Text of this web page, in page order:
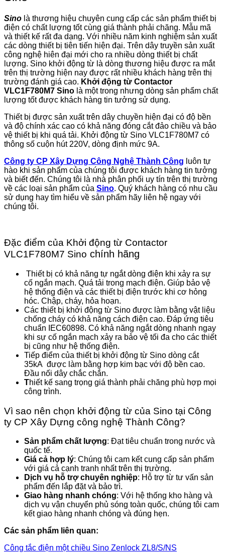
Sino là thương hiệu chuyên cung cấp các sản phẩm thiết bị
điện có chất lượng tốt cùng giá thành phải chăng. Mẫu mã
và thiết kế rất đa dạng. Với nhiều năm kinh nghiệm sản xuất
các dòng thiết bị tiên tiến hiện đại. Trên dây truyền sản xuất
công nghệ hiên đại mới cho ra nhiều dòng thiết bị chất
lượng. Sino khởi động từ là dòng thương hiệu được ra mắt
trên thị trường hiện nay được rất nhiều khách hàng trên thị
trường đánh giá cao. Khởi động từ Contactor
VLC1F780M7 Sino là một trong nhưng dòng sản phẩm chất
lượng tốt được khách hàng tin tưởng sử dụng.
Thiết bị được sản xuất trên dây chuyền hiện đại có độ bền
và độ chính xác cao có khả năng đóng cắt đảo chiều và bảo
vệ thiết bị khi quá tải. Khởi động từ Sino VLC1F780M7 có
thông số cuộn hút 220V, dòng định mức 9A.
Công ty CP Xây Dựng Công Nghệ Thành Công luôn tự
hào khi sản phẩm của chúng tôi được khách hàng tin tưởng
và biết đến. Chúng tôi là nhà phân phối uy tín trên thị trường
về các loại sản phẩm của Sino. Quý khách hàng có nhu cầu
sử dụng hay tìm hiểu về sản phẩm hãy liên hệ ngay với
chúng tôi.
Đặc điểm của Khởi động từ Contactor
VLC1F780M7 Sino chính hãng
Thiết bị có khả năng tự ngắt dòng điện khi xảy ra sự
cố ngắn mạch. Quá tải trong mạch điện. Giúp bảo vệ
hệ thống điện và các thiết bị điện trước khi cơ hỏng
hóc. Chập, cháy, hỏa hoạn.
Các thiết bị khởi động từ Sino được làm bằng vật liệu
chống cháy có khả năng cách điện cao. Đáp ứng tiêu
chuẩn IEC60898. Có khả năng ngắt dòng nhanh ngay
khi sự cố ngắn mạch xảy ra bảo vệ tối đa cho các thiết
bị cũng như hệ thống điện.
Tiếp điểm của thiết bị khởi động từ Sino dòng cắt
35kA được làm bằng hợp kim bạc với độ bền cao.
Đầu nối dây chắc chắn.
Thiết kế sang trọng giá thành phải chăng phù hợp mọi
công trình.
Vì sao nên chọn khởi động từ của Sino tại Công
ty CP Xây Dựng công nghệ Thành Công?
Sản phẩm chất lượng: Đạt tiêu chuẩn trong nước và
quốc tế.
Giá cả hợp lý: Chúng tôi cam kết cung cấp sản phẩm
với giá cả cạnh tranh nhất trên thị trường.
Dịch vụ hỗ trợ chuyên nghiệp: Hỗ trợ từ tư vấn sản
phẩm đến lắp đặt và bảo trì.
Giao hàng nhanh chóng: Với hệ thống kho hàng và
dịch vụ vận chuyển phủ sóng toàn quốc, chúng tôi cam
kết giao hàng nhanh chóng và đúng hẹn.
Các sản phẩm liên quan:
Công tắc điện một chiều Sino Zenlock ZL8/S/NS